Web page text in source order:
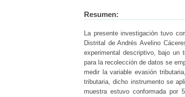
Resumen:
La presente investigación tuvo
Distrital de Andrés Avelino
experimental descriptivo, bajo un
para la recolección de datos se
medir la variable evasión
tributaria, dicho instrumento se
muestra estuvo conformada por